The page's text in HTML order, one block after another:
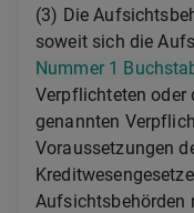
(3) Die
soweit sich die
Nummer 1
Verpflichteten oder
genannten
Voraussetzungen
Aufsichtsbehörden